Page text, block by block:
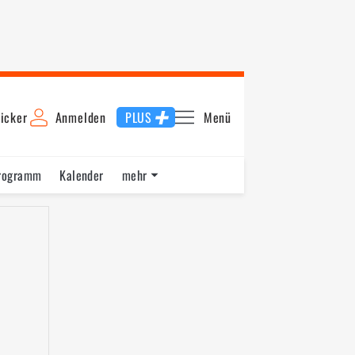
Anmelden PLUS Menü
Kalender
mehr